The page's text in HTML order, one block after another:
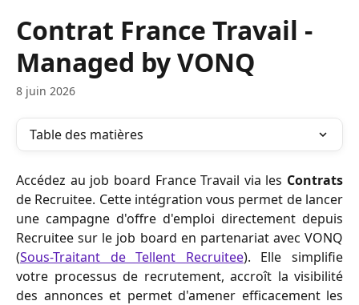
Contrat France Travail -
Managed by VONQ
8 juin 2026
Table des matières
Accédez au job board France Travail via les Contrats
de Recruitee. Cette intégration vous permet de lancer
une campagne d'offre d'emploi directement depuis
Recruitee sur le job board en partenariat avec VONQ
(Sous-Traitant de Tellent Recruitee). Elle simplifie
votre processus de recrutement, accroît la visibilité
des annonces et permet d'amener efficacement les